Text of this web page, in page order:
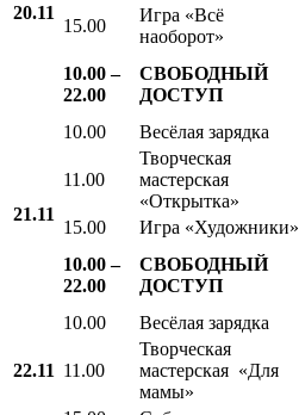
20.11
15.00
Игра «Всё
наоборот»
10.00 –
22.00
СВОБОДНЫЙ
ДОСТУП
21.11
10.00 Весёлая зарядка
11.00
Творческая
мастерская
«Открытка»
15.00 Игра «Художники»
10.00 –
22.00
СВОБОДНЫЙ
ДОСТУП
10.00
Весёлая зарядка
22.11 11.00
Творческая
мастерская «Для
мамы»